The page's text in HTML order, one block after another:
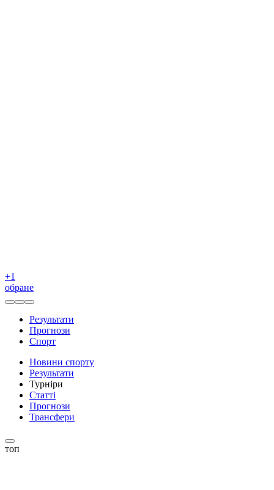
+1
обране
Результати
Прогнози
Спорт
Новини спорту
Результати
Турніри
Статті
Прогнози
Трансфери
топ